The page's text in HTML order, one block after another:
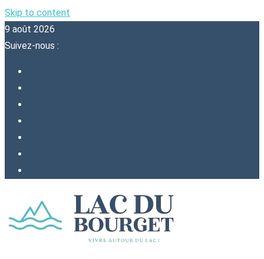
Skip to content
9 août 2026
Suivez-nous :